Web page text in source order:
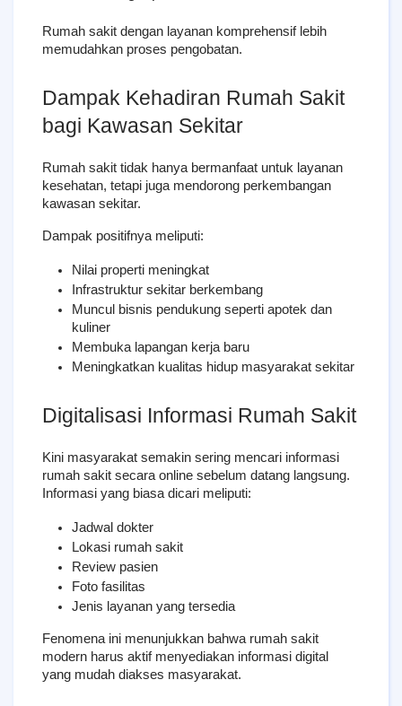
Rumah sakit dengan layanan komprehensif lebih
memudahkan proses pengobatan.
Dampak Kehadiran Rumah Sakit
bagi Kawasan Sekitar
Rumah sakit tidak hanya bermanfaat untuk layanan
kesehatan, tetapi juga mendorong perkembangan
kawasan sekitar.
Dampak positifnya meliputi:
Nilai properti meningkat
Infrastruktur sekitar berkembang
Muncul bisnis pendukung seperti apotek dan
kuliner
Membuka lapangan kerja baru
Meningkatkan kualitas hidup masyarakat sekitar
Digitalisasi Informasi Rumah Sakit
Kini masyarakat semakin sering mencari informasi
rumah sakit secara online sebelum datang langsung.
Informasi yang biasa dicari meliputi:
Jadwal dokter
Lokasi rumah sakit
Review pasien
Foto fasilitas
Jenis layanan yang tersedia
Fenomena ini menunjukkan bahwa rumah sakit
modern harus aktif menyediakan informasi digital
yang mudah diakses masyarakat.